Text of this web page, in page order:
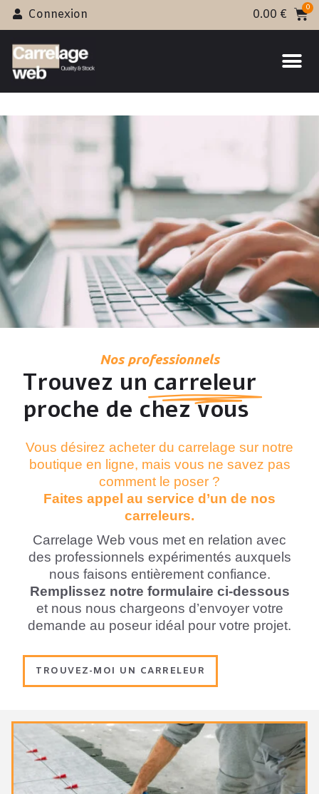
Connexion 0.00 €
Nos professionnels
Trouvez un carreleur
proche de chez vous
Vous désirez acheter du carrelage sur notre
boutique en ligne, mais vous ne savez pas
comment le poser ?
Faites appel au service d’un de nos
carreleurs.
Carrelage Web vous met en relation avec
des professionnels expérimentés auxquels
nous faisons entièrement confiance.
Remplissez notre formulaire ci-dessous
et nous nous chargeons d’envoyer votre
demande au poseur idéal pour votre projet.
TROUVEZ-MOI UN CARRELEUR